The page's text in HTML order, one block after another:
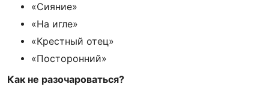
«Сияние»
«На игле»
«Крестный отец»
«Посторонний»
Как не разочароваться?